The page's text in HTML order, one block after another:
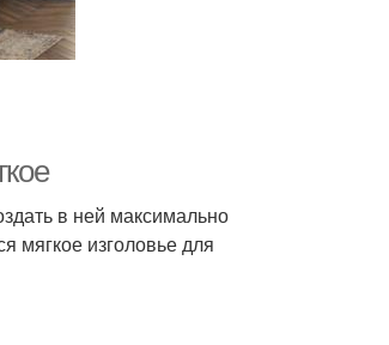
в ней максимально
мягкое изголовье для